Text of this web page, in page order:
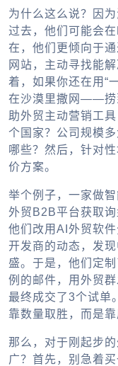
为什么这么说？因
过去，他们可能会
在，他们更倾向于
网站，主动寻找能
着，如果你还在用“
在沙漠里撒网——捞
助外贸主动营销工
个国家？公司规模
哪些？然后，针对
价方案。
举个例子，一家做
外贸B2B平台获取
他们改用AI外贸软
开发商的动态，发
盛。于是，他们定
例的邮件，用外贸
最终成交了3个试单
靠数量取胜，而是靠
那么，对于刚起步
广？首先，别急着